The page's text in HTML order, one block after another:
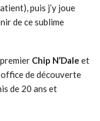
puis j’y joue
de ce sublime
Chip N’Dale et
de découverte
de 20 ans et